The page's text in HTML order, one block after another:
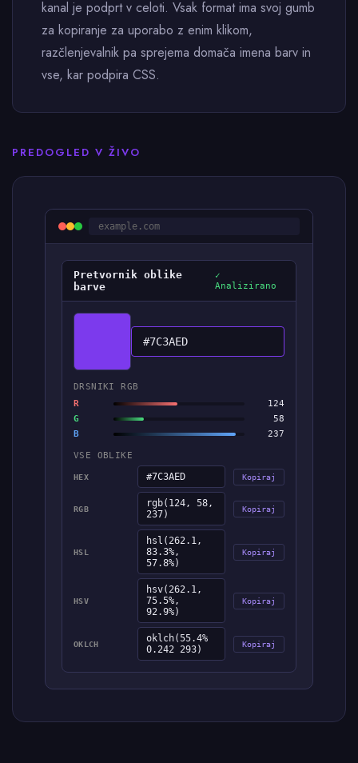
kanal je podprt v celoti. Vsak format ima svoj gumb
za kopiranje za uporabo z enim klikom,
razčlenjevalnik pa sprejema domača imena barv in
vse, kar podpira CSS.
PREDOGLED V ŽIVO
example.com
Pretvornik oblike
barve
✓
Analizirano
#7C3AED
DRSNIKI RGB
R
124
G
58
B
237
VSE OBLIKE
HEX #7C3AED Kopiraj
RGB
rgb(124, 58,
237)
Kopiraj
HSL
hsl(262.1,
83.3%,
57.8%)
Kopiraj
HSV
hsv(262.1,
75.5%,
92.9%)
Kopiraj
OKLCH
oklch(55.4%
0.242 293)
Kopiraj